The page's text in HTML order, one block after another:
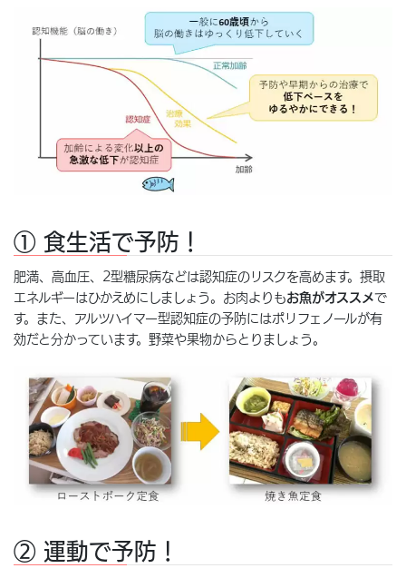
① 食生活で予防！
肥満、高血圧、2型糖尿病などは認知症のリスクを高めます。摂取
エネルギーはひかえめにしましょう。お肉よりもお魚がオススメで
す。また、アルツハイマー型認知症の予防にはポリフェノールが有
効だと分かっています。野菜や果物からとりましょう。
② 運動で予防！